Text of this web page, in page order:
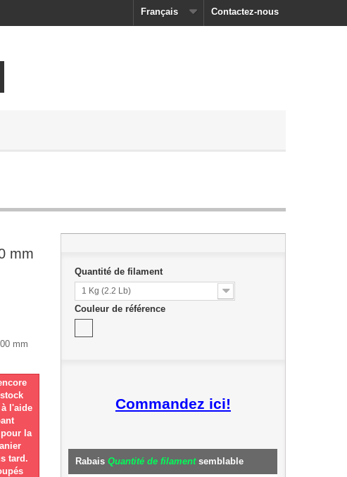
Contactez-nous
Français
mm
mm
l'aide
la
tard.
Quantité de filament
1 Kg (2.2 Lb)
Couleur de référence
Commandez ici!
Rabais Quantité de filamentsemblable